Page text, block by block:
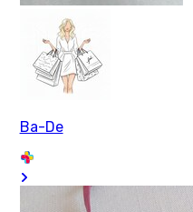
Ba-De